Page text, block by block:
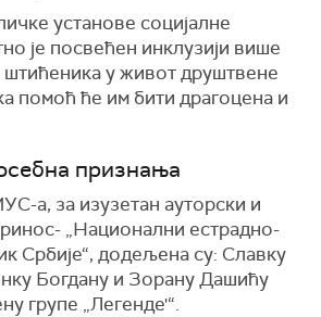
установе социјалне
је посвећен инклузији више
штићеника у живот друштвене
помоћ ће им бити драгоцена и
признања
а, за изузетан ауторски и
„Национални естрадно-
Србије“, додељена су: Славку
Богдану и Зорану Дашићу
групе „Легенде'“.